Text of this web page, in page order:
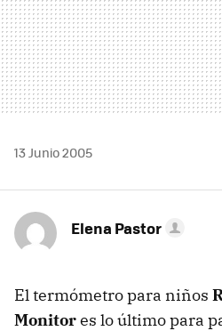
13 Junio 2005
Elena Pastor
El termómetro para niños
Monitores lo último para